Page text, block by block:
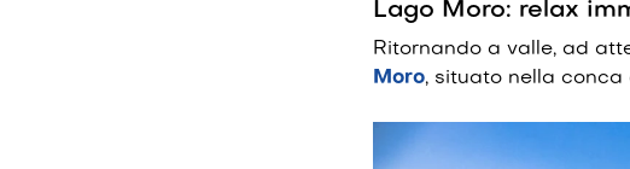
Lago Moro: relax
Ritornando a valle, ad
Moro, situato nella conca